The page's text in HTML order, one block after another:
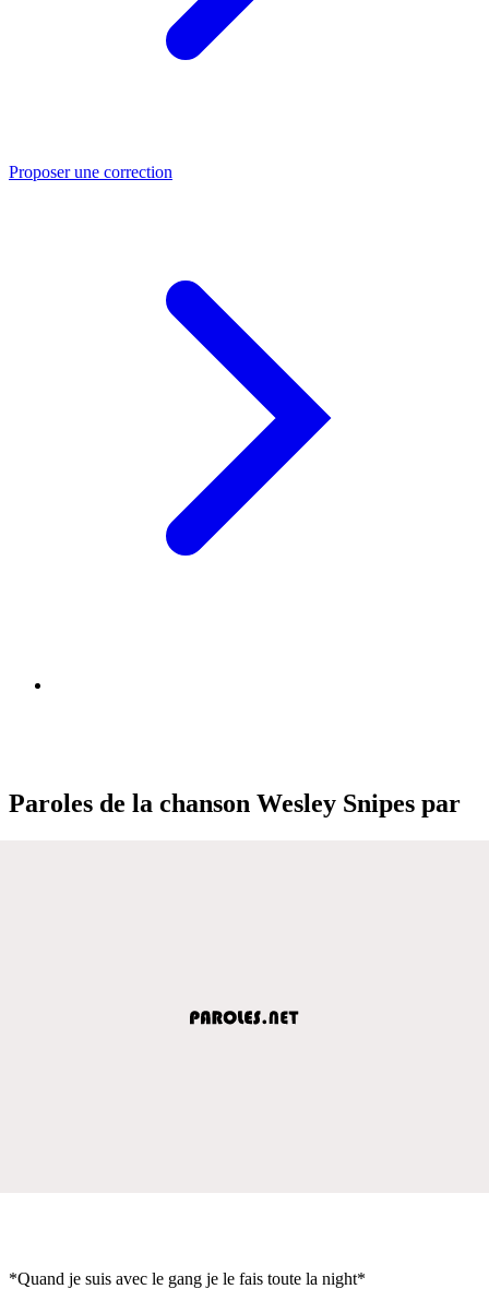
Proposer une correction
Paroles de la chanson Wesley Snipes par
*Quand je suis avec le gang je le fais toute la night*